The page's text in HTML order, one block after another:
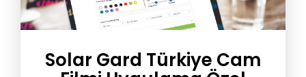
Solar Gard Türkiye Cam